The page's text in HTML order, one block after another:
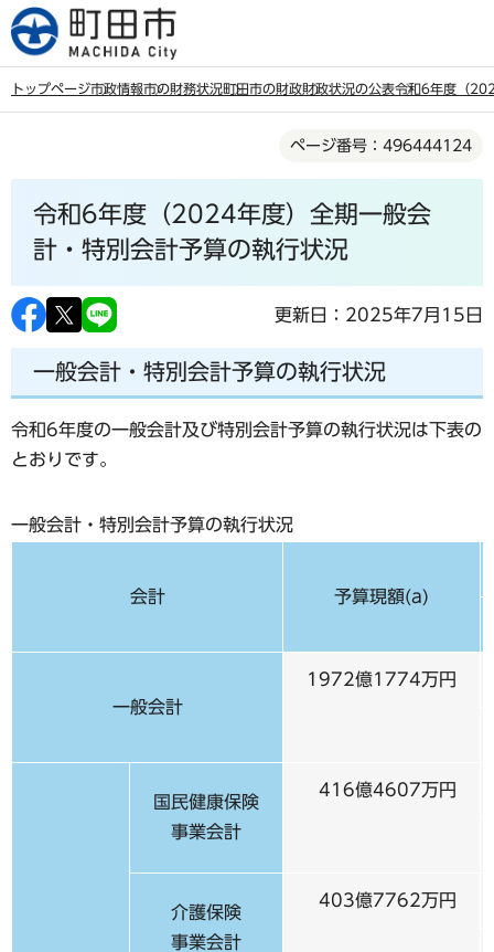
こ
の
トップページ市政情報市の財務状況町田市の財政財政状況の公表令和6年度（
ページ番号：496444124
令和6年度（2024年度）全期一般会
計・特別会計予算の執行状況
更新日：2025年7月15日
一般会計・特別会計予算の執行状況
令和6年度の一般会計及び特別会計予算の執行状況は下表の
とおりです。
一般会計・特別会計予算の執行状況
会計 予算現額(a)
一般会計
1972億1774万円
国民健康保険
事業会計
416億4607万円
介護保険
事業会計
403億7762万円